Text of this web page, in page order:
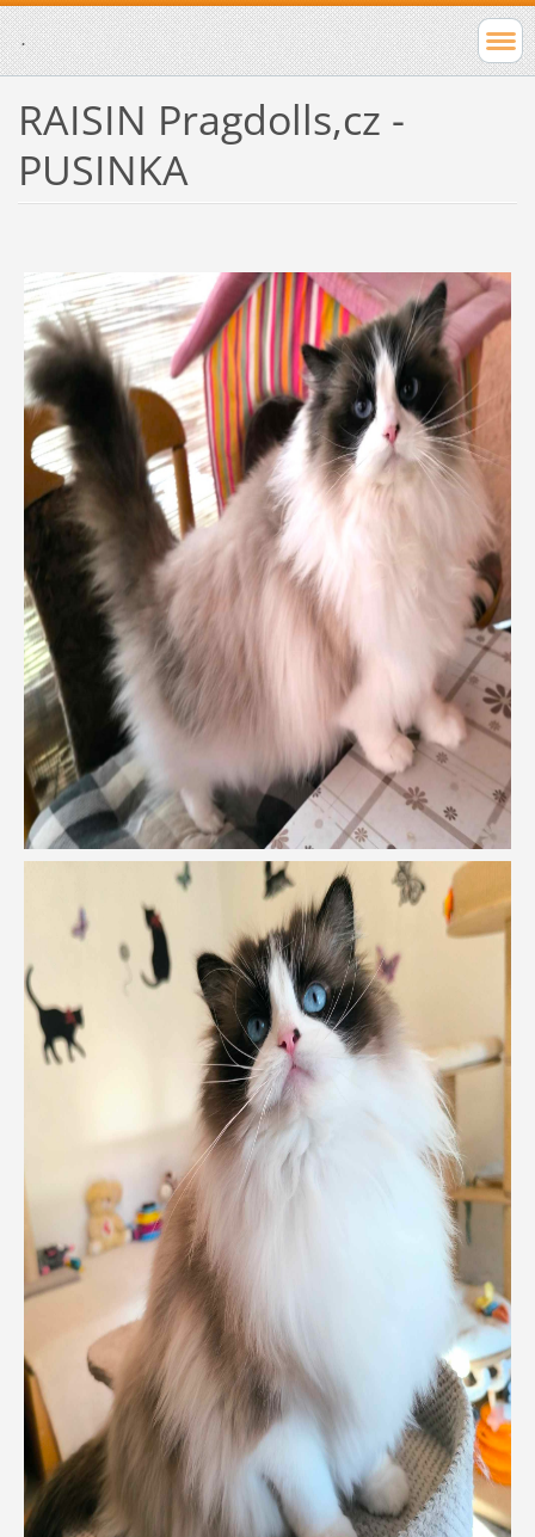
.
RAISIN Pragdolls,cz -
PUSINKA